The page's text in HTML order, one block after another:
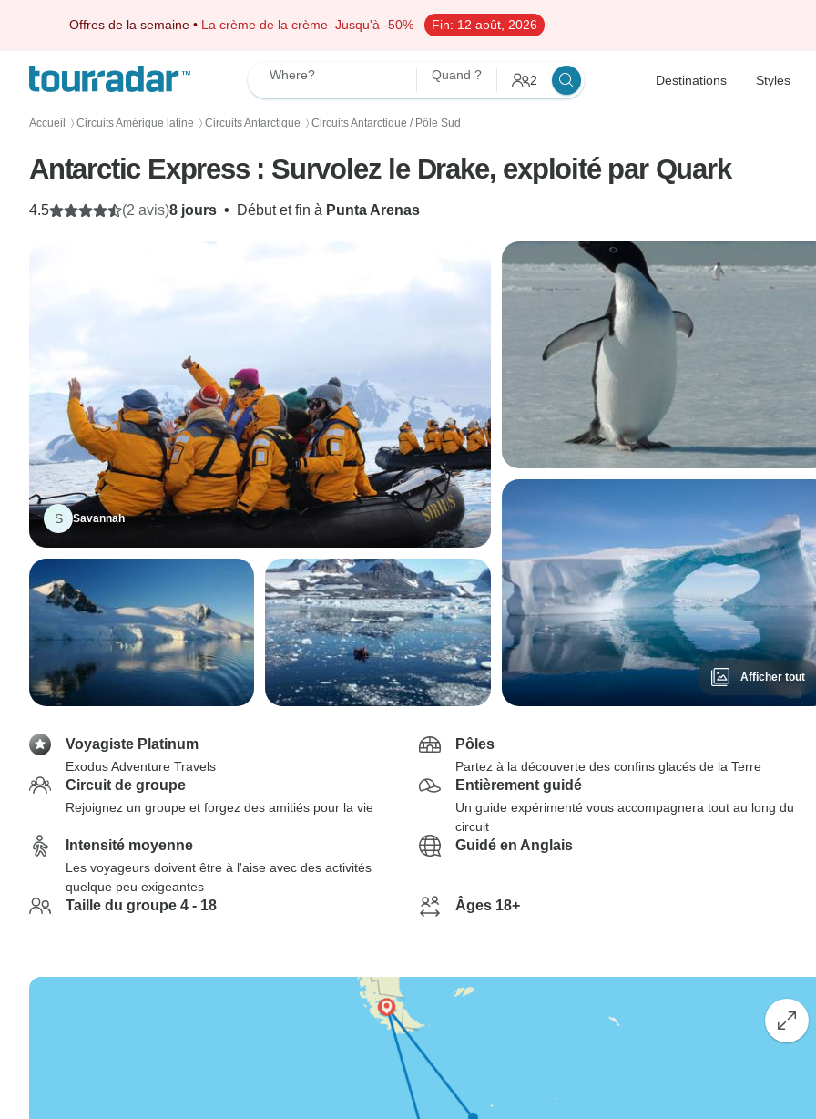
Offres de la semaine • La crème de la crème Jusqu'à -50% Fin: 12 août, 2026
Where? Quand ? 2 Destinations Styles
Accueil 〉 Circuits Amérique latine 〉 Circuits Antarctique 〉 Circuits Antarctique / Pôle Sud
Antarctic Express : Survolez le Drake, exploité par Quark
8 jours • Début et fin à Punta Arenas
4.5 (2 avis)
S Savannah
Afficher tout
Voyagiste Platinum
Exodus Adventure Travels
Pôles
Partez à la découverte des confins glacés de la Terre
Circuit de groupe
Rejoignez un groupe et forgez des amitiés pour la vie
Entièrement guidé
Un guide expérimenté vous accompagnera tout au long du
circuit
Intensité moyenne
Les voyageurs doivent être à l'aise avec des activités
quelque peu exigeantes
Guidé en Anglais
Taille du groupe 4 - 18 Âges 18+